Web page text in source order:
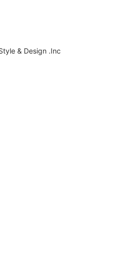
& Design .Inc